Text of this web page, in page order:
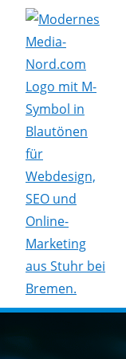
Skip To Content